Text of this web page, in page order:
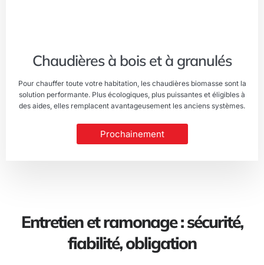
Chaudières à bois et à granulés
Pour chauffer toute votre habitation, les chaudières biomasse sont la
solution performante. Plus écologiques, plus puissantes et éligibles à
des aides, elles remplacent avantageusement les anciens systèmes.
Prochainement
Entretien et ramonage : sécurité,
fiabilité, obligation